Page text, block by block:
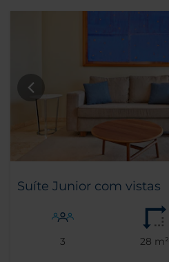
Suíte Junior com vistas
3 28 m²